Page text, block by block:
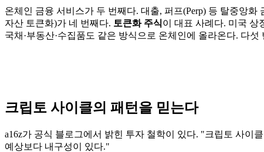
온체인 금융 서비스가 두 번째다. 대출, 퍼프(Perp) 등 탈중앙화
자산 토큰화)가 네 번째다. 토큰화 주식이 대표 사례다. 미국 상
국채·부동산·수집품도 같은 방식으로 온체인에 올라온다. 다
크립토 사이클의 패턴을 믿는다
a16z가 공식 블로그에서 밝힌 투자 철학이 있다. "크립토 사이
예상보다 내구성이 있다."